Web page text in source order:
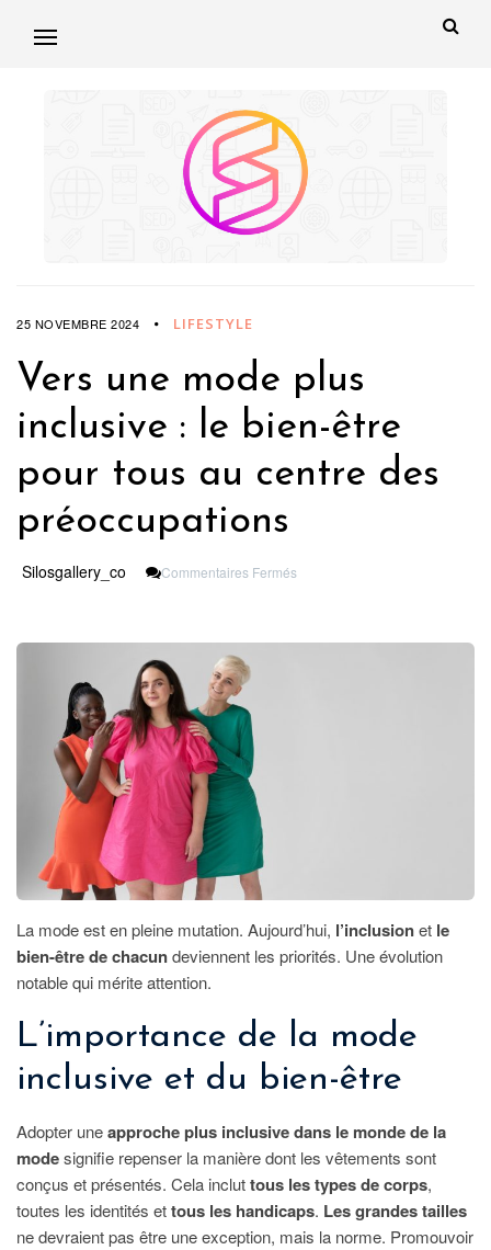
25 NOVEMBRE 2024 LIFESTYLE
Vers une mode plus
inclusive : le bien-être
pour tous au centre des
préoccupations
Silosgallery_co Commentaires Fermés
La mode est en pleine mutation. Aujourd’hui, l’inclusionet le
bien-être de chacundeviennent les priorités. Une évolution
notable qui mérite attention.
L’importance de la mode
inclusive et du bien-être
Adopter uneapproche plus inclusive dans le monde de la
modesignifie repenser la manière dont les vêtements sont
conçus et présentés. Cela incluttous les types de corps,
toutes les identités ettous les handicaps. Les grandes tailles
ne devraient pas être une exception, mais la norme. Promouvoir